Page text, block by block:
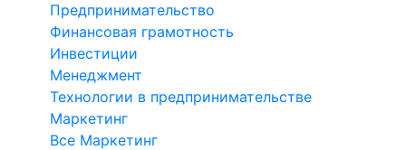
Предпринимательство
Финансовая грамотность
Инвестиции
Менеджмент
Технологии в предпринимательстве
Маркетинг
Все Маркетинг